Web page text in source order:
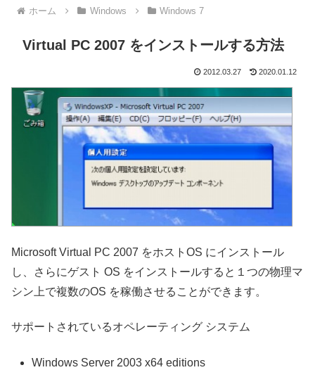
ホーム Windows Windows 7
Virtual PC 2007 をインストールする方法
2012.03.27 2020.01.12
Microsoft Virtual PC 2007 をホストOS にインストール
し、さらにゲスト OS をインストールすると１つの物理マ
シン上で複数のOS を稼働させることができます。
サポートされているオペレーティング システム
Windows Server 2003 x64 editions